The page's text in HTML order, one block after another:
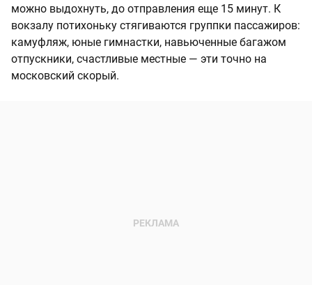
можно выдохнуть, до отправления еще 15 минут. К
вокзалу потихоньку стягиваются группки пассажиров:
камуфляж, юные гимнастки, навьюченные багажом
отпускники, счастливые местные — эти точно на
московский скорый.